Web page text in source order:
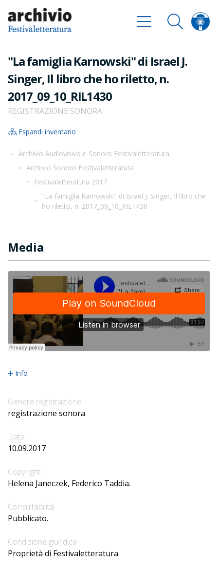
"La famiglia Karnowski" di Israel J.
Singer, Il libro che ho riletto, n.
2017_09_10_RIL1430
REGISTRAZIONE SONORA
Espandi inventario
Archivio Audiovisivo e Sonoro Festivaletteratura
Archivio Sonoro Festivaletteratura
Festivaletteratura 2017
"La famiglia Karnowski" di Israel J. Singer, Il libro che
ho riletto, n. 2017_09_10_RIL1430
Media
Info
Genere registrazione
registrazione sonora
Data
10.09.2017
Copyright
Helena Janeczek, Federico Taddia.
Consultabilità
Pubblicato.
Condizione giuridica
Proprietà di Festivaletteratura